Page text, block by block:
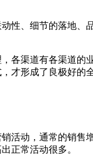
性、细节的落地、
各渠道有各渠道的
才形成了良极好的
活动，通常的销售
正常活动很多。